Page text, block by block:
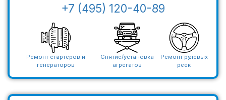
+7 (495) 120-40-89
Ремонт стартеров и
генераторов
Снятие/установка
агрегатов
Ремонт рулевых
реек